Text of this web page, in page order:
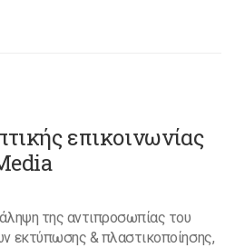
επικοινωνίας
της αντιπροσωπίας του
εκτύπωσης & πλαστικοποίησης,